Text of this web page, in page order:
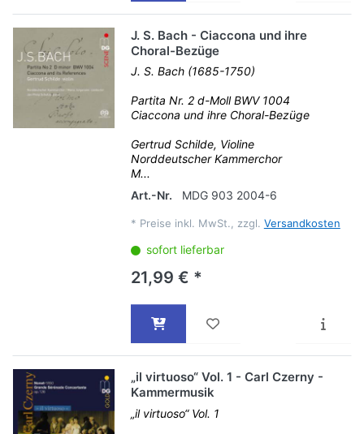
J. S. Bach - Ciaccona und ihre
Choral-Bezüge
J. S. Bach (1685-1750)
Partita Nr. 2 d-Moll BWV 1004
Ciaccona und ihre Choral-Bezüge
Gertrud Schilde, Violine
Norddeutscher Kammerchor
M...
Art.-Nr.
MDG 903 2004-6
* Preise inkl. MwSt., zzgl. Versandkosten
sofort lieferbar
21,99 € *
„il virtuoso“ Vol. 1 - Carl Czerny -
Kammermusik
„il virtuoso“ Vol. 1